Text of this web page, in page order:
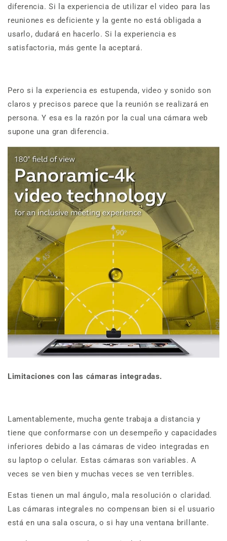
diferencia. Si la experiencia de utilizar el video para las
reuniones es deficiente y la gente no está obligada a
usarlo, dudará en hacerlo. Si la experiencia es
satisfactoria, más gente la aceptará.
Pero si la experiencia es estupenda, video y sonido son
claros y precisos parece que la reunión se realizará en
persona. Y esa es la razón por la cual una cámara web
supone una gran diferencia.
Limitaciones con las cámaras integradas.
Lamentablemente, mucha gente trabaja a distancia y
tiene que conformarse con un desempeño y capacidades
inferiores debido a las cámaras de video integradas en
su laptop o celular. Estas cámaras son variables. A
veces se ven bien y muchas veces se ven terribles.
Estas tienen un mal ángulo, mala resolución o claridad.
Las cámaras integrales no compensan bien si el usuario
está en una sala oscura, o si hay una ventana brillante.